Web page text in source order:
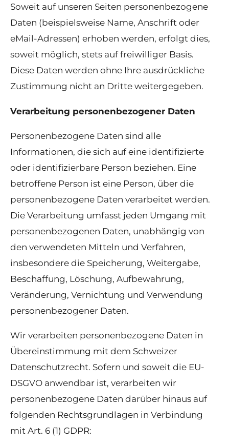
Soweit auf unseren Seiten personenbezogene
Daten (beispielsweise Name, Anschrift oder
eMail-Adressen) erhoben werden, erfolgt dies,
soweit möglich, stets auf freiwilliger Basis.
Diese Daten werden ohne Ihre ausdrückliche
Zustimmung nicht an Dritte weitergegeben.
Verarbeitung personenbezogener Daten
Personenbezogene Daten sind alle
Informationen, die sich auf eine identifizierte
oder identifizierbare Person beziehen. Eine
betroffene Person ist eine Person, über die
personenbezogene Daten verarbeitet werden.
Die Verarbeitung umfasst jeden Umgang mit
personenbezogenen Daten, unabhängig von
den verwendeten Mitteln und Verfahren,
insbesondere die Speicherung, Weitergabe,
Beschaffung, Löschung, Aufbewahrung,
Veränderung, Vernichtung und Verwendung
personenbezogener Daten.
Wir verarbeiten personenbezogene Daten in
Übereinstimmung mit dem Schweizer
Datenschutzrecht. Sofern und soweit die EU-
DSGVO anwendbar ist, verarbeiten wir
personenbezogene Daten darüber hinaus auf
folgenden Rechtsgrundlagen in Verbindung
mit Art. 6 (1) GDPR: